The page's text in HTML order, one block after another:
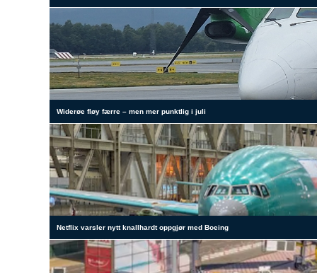
Widerøe fløy færre – men mer punktlig i juli
Netflix varsler nytt knallhardt oppgjør med Boeing